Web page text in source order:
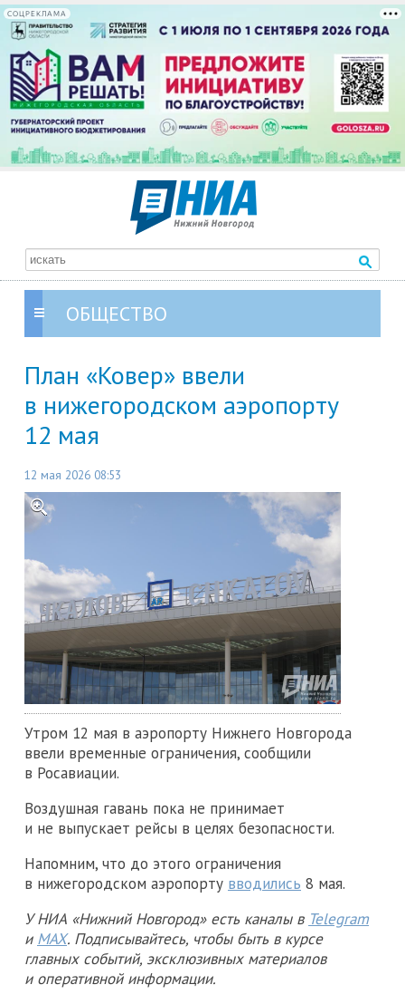
СОЦРЕКЛАМА
ОБЩЕСТВО
План «Ковер» ввели
в нижегородском аэропорту
12 мая
12 мая 2026 08:53
Утром 12 мая в аэропорту Нижнего Новгорода
ввели временные ограничения, сообщили
в Росавиации.
Воздушная гавань пока не принимает
и не выпускает рейсы в целях безопасности.
Напомним, что до этого ограничения
в нижегородском аэропорту вводились 8 мая.
У НИА «Нижний Новгород» есть каналы в Telegram
и MAX. Подписывайтесь, чтобы быть в курсе
главных событий, эксклюзивных материалов
и оперативной информации.